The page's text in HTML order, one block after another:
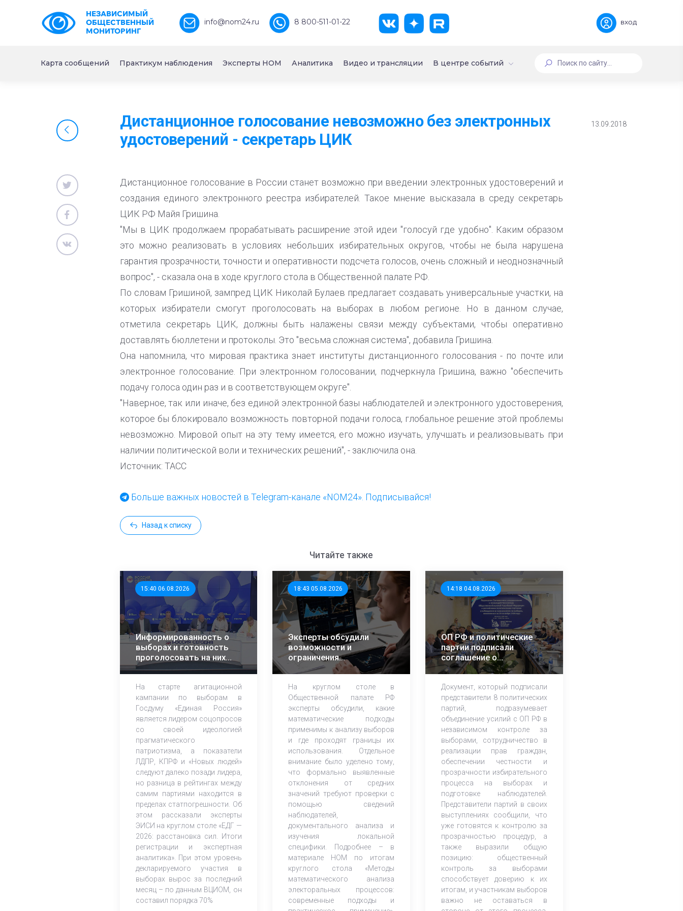
НЕЗАВИСИМЫЙ
ОБЩЕСТВЕННЫЙ
МОНИТОРИНГ
info@nom24.ru 8 800-511-01-22 вход
Карта сообщений Практикум наблюдения Эксперты НОМ Аналитика Видео и трансляции В центре событий
Дистанционное голосование невозможно без электронных
удостоверений - секретарь ЦИК
13.09.2018
Дистанционное голосование в России станет возможно при введении электронных удостоверений и
создания единого электронного реестра избирателей. Такое мнение высказала в среду секретарь
ЦИК РФ Майя Гришина.
"Мы в ЦИК продолжаем прорабатывать расширение этой идеи "голосуй где удобно". Каким образом
это можно реализовать в условиях небольших избирательных округов, чтобы не была нарушена
гарантия прозрачности, точности и оперативности подсчета голосов, очень сложный и неоднозначный
вопрос", - сказала она в ходе круглого стола в Общественной палате РФ.
По словам Гришиной, зампред ЦИК Николай Булаев предлагает создавать универсальные участки, на
которых избиратели смогут проголосовать на выборах в любом регионе. Но в данном случае,
отметила секретарь ЦИК, должны быть налажены связи между субъектами, чтобы оперативно
доставлять бюллетени и протоколы. Это "весьма сложная система", добавила Гришина.
Она напомнила, что мировая практика знает институты дистанционного голосования - по почте или
электронное голосование. При электронном голосовании, подчеркнула Гришина, важно "обеспечить
подачу голоса один раз и в соответствующем округе".
"Наверное, так или иначе, без единой электронной базы наблюдателей и электронного удостоверения,
которое бы блокировало возможность повторной подачи голоса, глобальное решение этой проблемы
невозможно. Мировой опыт на эту тему имеется, его можно изучать, улучшать и реализовывать при
наличии политической воли и технических решений", - заключила она.
Источник: ТАСС
Больше важных новостей в Telegram-канале «NOM24». Подписывайся!
Назад к списку
Читайте также
15:40 06.08.2026
Информированность о
выборах и готовность
проголосовать на них
растет – эксперты ЭИСИ
На старте агитационной
кампании по выборам в
Госдуму «Единая Россия»
является лидером соцопросов
со своей идеологией
прагматического
патриотизма, а показатели
ЛДПР, КПРФ и «Новых людей»
следуют далеко позади лидера,
но разница в рейтингах между
самим партиями находится в
пределах статпогрешности. Об
этом рассказали эксперты
ЭИСИ на круглом столе «ЕДГ —
2026: расстановка сил. Итоги
регистрации и экспертная
аналитика». При этом уровень
декларируемого участия в
выборах вырос за последний
месяц – по данным ВЦИОМ, он
составил порядка 70%
18:43 05.08.2026
Эксперты обсудили
возможности и
ограничения
математического
кампаний
На круглом столе в
Общественной палате РФ
эксперты обсудили, какие
математические подходы
применимы к анализу выборов
и где проходят границы их
использования. Отдельное
внимание было уделено тому,
что формально выявленные
отклонения от средних
значений требуют проверки с
помощью сведений
наблюдателей,
документального анализа и
изучения локальной
специфики. Подробнее – в
материале НОМ по итогам
круглого стола «Методы
математического анализа
электоральных процессов:
современные подходы и
14:18 04.08.2026
ОП РФ и политические
партии подписали
соглашение о
сотрудничестве в
в Госдуму РФ
Документ, который подписали
представители 8 политических
партий, подразумевает
объединение усилий с ОП РФ в
независимом контроле за
выборами, сотрудничество в
реализации прав граждан,
обеспечении честности и
прозрачности избирательного
процесса на выборах и
подготовке наблюдателей.
Представители партий в своих
выступлениях сообщили, что
уже готовятся к контролю за
прозрачностью процедур, а
также выразили общую
позицию: общественный
контроль за выборами
способствует доверию к их
итогам, и участникам выборов
важно не оставаться в